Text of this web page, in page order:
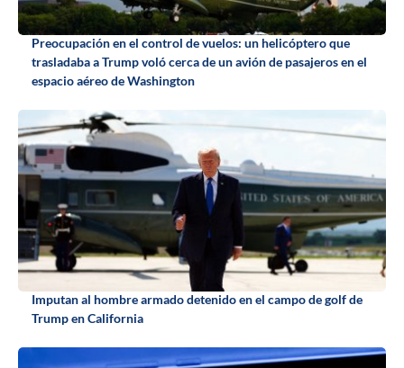
Preocupación en el control de vuelos: un helicóptero que
trasladaba a Trump voló cerca de un avión de pasajeros en el
espacio aéreo de Washington
Imputan al hombre armado detenido en el campo de golf de
Trump en California